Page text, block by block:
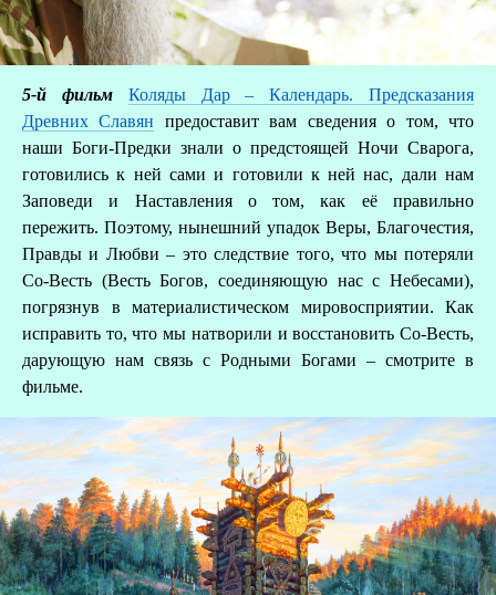
5-й фильм Коляды Дар – Календарь. Предсказания
Древних Славян предоставит вам сведения о том, что
наши Боги-Предки знали о предстоящей Ночи Сварога,
готовились к ней сами и готовили к ней нас, дали нам
Заповеди и Наставления о том, как её правильно
пережить. Поэтому, нынешний упадок Веры, Благочестия,
Правды и Любви – это следствие того, что мы потеряли
Со-Весть (Весть Богов, соединяющую нас с Небесами),
погрязнув в материалистическом мировосприятии. Как
исправить то, что мы натворили и восстановить Со-Весть,
дарующую нам связь с Родными Богами – смотрите в
фильме.